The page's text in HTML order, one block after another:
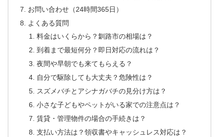
お問い合わせ（24時間365日）
よくある質問
料金はいくらから？釧路市の相場は？
到着まで最短何分？即日対応の流れは？
夜間や早朝でも来てもらえる？
自分で駆除しても大丈夫？危険性は？
スズメバチとアシナガバチの見分け方は？
小さな子どもやペットがいる家での注意点は？
賃貸・管理物件の場合の手続きは？
支払い方法は？領収書やキャッシュレス対応は？